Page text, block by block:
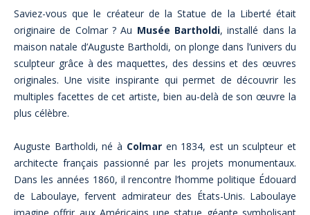
Saviez-vous que le créateur de la Statue de la Liberté était
originaire de Colmar ? Au Musée Bartholdi, installé dans la
maison natale d’Auguste Bartholdi, on plonge dans l’univers du
sculpteur grâce à des maquettes, des dessins et des œuvres
originales. Une visite inspirante qui permet de découvrir les
multiples facettes de cet artiste, bien au-delà de son œuvre la
plus célèbre.
Auguste Bartholdi, né à Colmaren 1834, est un sculpteur et
architecte français passionné par les projets monumentaux.
Dans les années 1860, il rencontre l’homme politique Édouard
de Laboulaye, fervent admirateur des États-Unis. Laboulaye